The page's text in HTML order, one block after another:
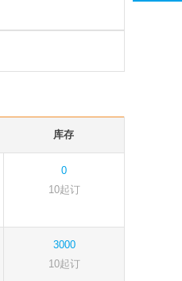
库存
0
10起订
3000
10起订